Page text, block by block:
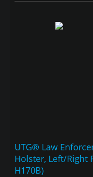
UTG® Law
Holster, Left/Right
H170B)